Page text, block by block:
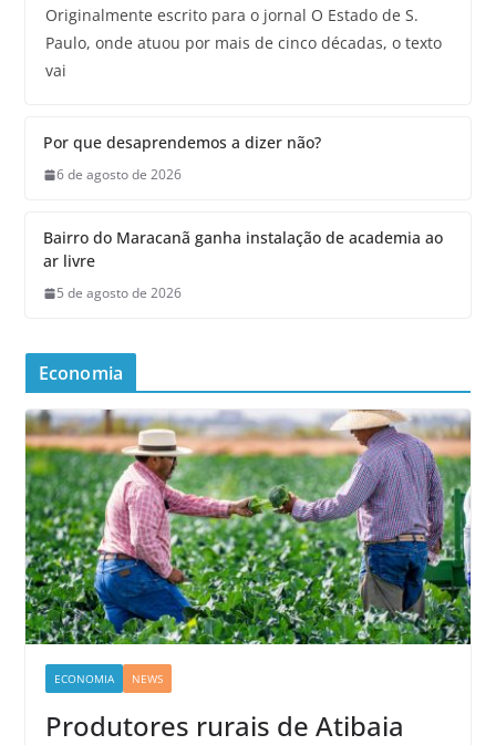
Originalmente escrito para o jornal O Estado de S.
Paulo, onde atuou por mais de cinco décadas, o texto
vai
Por que desaprendemos a dizer não?
6 de agosto de 2026
Bairro do Maracanã ganha instalação de academia ao
ar livre
5 de agosto de 2026
Economia
ECONOMIA NEWS
Produtores rurais de Atibaia